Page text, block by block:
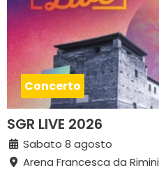
Concerto
SGR LIVE 2026
Sabato 8 agosto
Arena Francesca da Rimini